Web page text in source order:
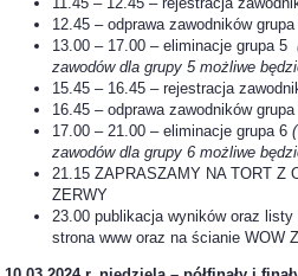
12.45 – odprawa zawodników
13.00 – 17.00 – eliminacje grupa 5
zawodów dla grupy 5 możliwe
15.45 – 16.45 – rejestracja
16.45 – odprawa zawodników
17.00 – 21.00 – eliminacje grupa 6
zawodów dla grupy 6 możliwe
21.15 ZAPRASZAMY NA TORT Z
ZERWY
23.00 publikacja wyników oraz listy
strona www oraz na ścianie WOW